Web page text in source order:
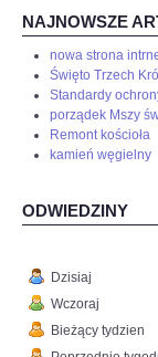
NAJNOWSZE
nowa strona
Święto Trzech
Standardy
porządek Mszy
Remont kościoła
kamień węgielny
ODWIEDZINY
Dzisiaj
Wczoraj
Bieżący tydzien